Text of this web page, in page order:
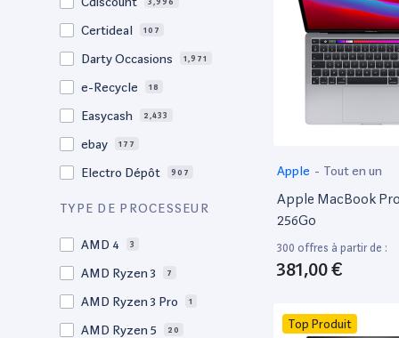
15,4" 2
15.4" 73
15.3" 2
15" 205
14.6" 3
Certideal 107
Darty Occasions 1,971
e-Recycle 18
Easycash 2,433
ebay 177
Electro Dépôt 907
Factorefurb
TYPE DE PROCESSEUR
AMD 4 3
AMD Ryzen 3 7
AMD Ryzen 3 Pro 1
AMD Ryzen 5 20
Apple - Tout en un
Apple MacBook Pro
256Go
300 offres à partir de :
381,00 €
Top Produit